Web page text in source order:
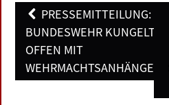
Post
navigation
PRESSEMITTEILUNG:
BUNDESWEHR KUNGELT
OFFEN MIT
WEHRMACHTSANHÄNGERN